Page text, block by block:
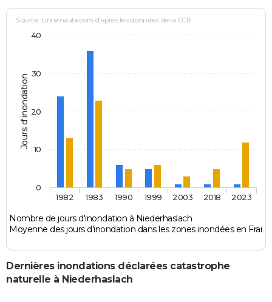
Jours d'inondation
Source : Linternaute.com d'après les données de la CCR
Nombre de jours d'inondation à Niederhaslach
Moyenne des jours d'inondation dans les zones inondées en
1982 1983 1990 1999 2003 2018 2023
0
10
20
30
40
Dernières inondations déclarées catastrophe
naturelle à Niederhaslach